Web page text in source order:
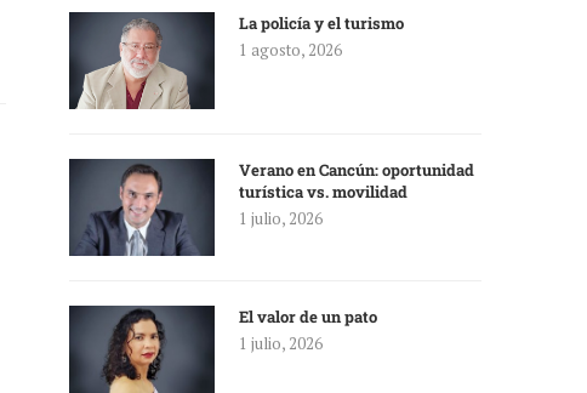
La policía y el turismo
1 agosto, 2026
Verano en Cancún: oportunidad
turística vs. movilidad
1 julio, 2026
El valor de un pato
1 julio, 2026